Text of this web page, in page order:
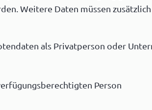
Weitere Daten müssen
als Privatperson oder
Person